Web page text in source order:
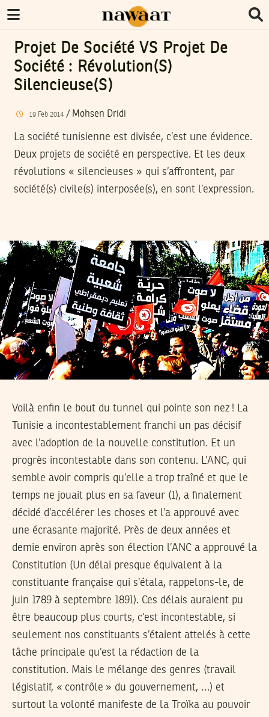
Projet De Société VS Projet De
Société : Révolution(s)
Silencieuse(s)
19 Feb 2014/ Mohsen Dridi
La société tunisienne est divisée, c’est une évidence.
Deux projets de société en perspective. Et les deux
révolutions « silencieuses » qui s’affrontent, par
société(s) civile(s) interposée(s), en sont l’expression.
Voilà enfin le bout du tunnel qui pointe son nez ! La
Tunisie a incontestablement franchi un pas décisif
avec l’adoption de la nouvelle constitution. Et un
progrès incontestable dans son contenu. L’ANC, qui
semble avoir compris qu’elle a trop traîné et que le
temps ne jouait plus en sa faveur (1), a finalement
décidé d’accélérer les choses et l’a approuvé avec
une écrasante majorité. Près de deux années et
demie environ après son élection l’ANC a approuvé la
Constitution (Un délai presque équivalent à la
constituante française qui s’étala, rappelons-le, de
juin 1789 à septembre 1891). Ces délais auraient pu
être beaucoup plus courts, c’est incontestable, si
seulement nos constituants s’étaient attelés à cette
tâche principale qu’est la rédaction de la
constitution. Mais le mélange des genres (travail
législatif, « contrôle » du gouvernement, …) et
surtout la volonté manifeste de la Troïka au pouvoir